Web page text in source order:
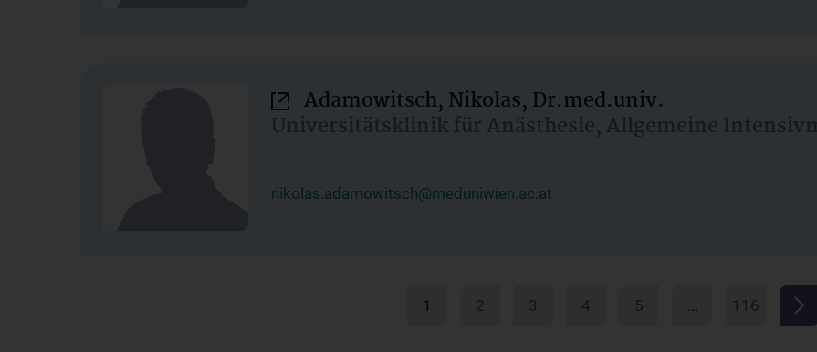
Adamowitsch, Nikolas, Dr.med.univ.
Universitätsklinik für Anästhesie, Allgemeine
nikolas.adamowitsch@meduniwien.ac.at
1 2 3 4 5 … 116